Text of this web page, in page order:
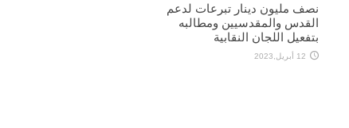
نصف مليون دينار تبرعات لدعم
القدس والمقدسيين ومطالبه
بتفعيل اللجان النقابية
12 أبريل,2023